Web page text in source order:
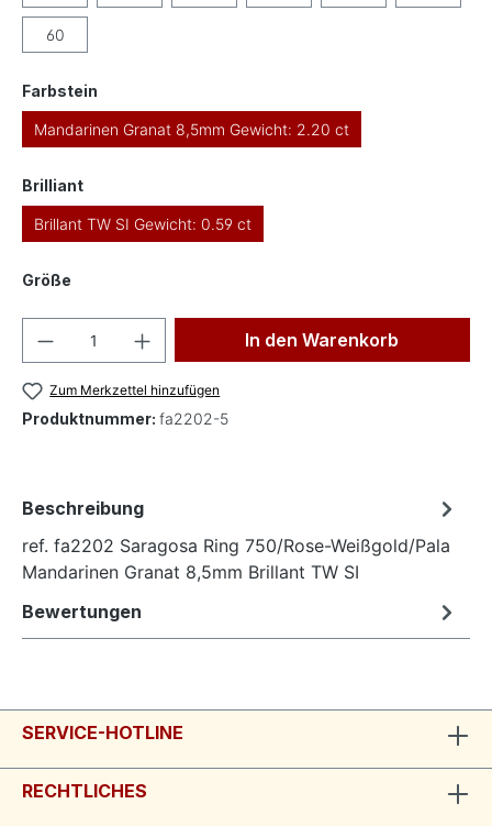
60
Farbstein
Mandarinen Granat 8,5mm Gewicht: 2.20 ct
Brilliantauswählen
Brillant TW SI Gewicht: 0.59 ct
Größe
Produkt Anzahl: Gib den gewünschten
In den Warenkorb
Zum Merkzettel hinzufügen
Produktnummer: fa2202-5
Beschreibung
ref. fa2202 Saragosa Ring 750/Rose-Weißgold/Pala
Mandarinen Granat 8,5mm Brillant TW SI
Bewertungen
SERVICE-HOTLINE
RECHTLICHES